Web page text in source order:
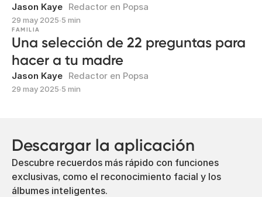
Jason Kaye Redactor en Popsa
29 may 2025∙5 min
FAMILIA
Una selección de 22 preguntas para
hacer a tu madre
Jason Kaye Redactor en Popsa
29 may 2025∙5 min
Descargar la aplicación
Descubre recuerdos más rápido con funciones
exclusivas, como el reconocimiento facial y los
álbumes inteligentes.